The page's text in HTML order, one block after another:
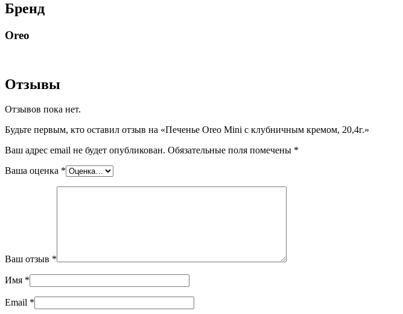
Бренд
Oreo
Отзывы
Отзывов пока нет.
Будьте первым, кто оставил отзыв на «Печенье Oreo Mini с клубничным кремом, 20,4г.»
Ваш адрес email не будет опубликован. Обязательные поля помечены *
Ваша оценка *
Ваш отзыв *
Имя *
Email *